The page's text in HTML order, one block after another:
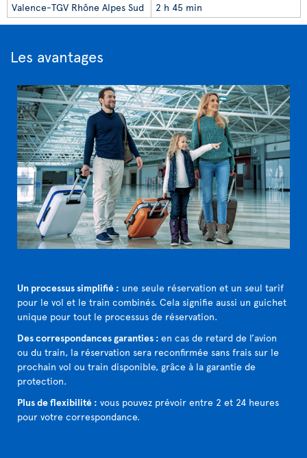
Valence-TGV Rhône Alpes Sud
2 h 45 min
Les avantages
Un processus simplifié : une seule réservation et un seul tarif
pour le vol et le train combinés. Cela signifie aussi un guichet
unique pour tout le processus de réservation.
Des correspondances garanties : en cas de retard de l’avion
ou du train, la réservation sera reconfirmée sans frais sur le
prochain vol ou train disponible, grâce à la garantie de
protection.
Plus de flexibilité : vous pouvez prévoir entre 2 et 24 heures
pour votre correspondance.